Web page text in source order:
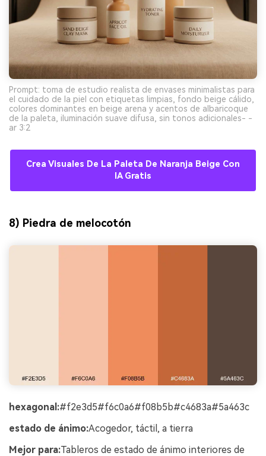
Prompt: toma de estudio realista de envases minimalistas para
el cuidado de la piel con etiquetas limpias, fondo beige cálido,
colores dominantes en beige arena y acentos de albaricoque
de la paleta, iluminación suave difusa, sin tonos adicionales- -
ar 3:2
Crea Visuales De La Paleta De Naranja Beige Con
IA Gratis
8) Piedra de melocotón
hexagonal:#f2e3d5#f6c0a6#f08b5b#c4683a#5a463c
estado de ánimo:Acogedor, táctil, a tierra
Mejor para:Tableros de estado de ánimo interiores de